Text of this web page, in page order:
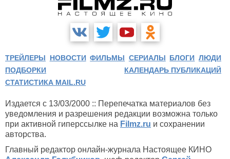
ТРЕЙЛЕРЫ НОВОСТИ ФИЛЬМЫ СЕРИАЛЫ БЛОГИ ЛЮДИ
ПОДБОРКИ
КАЛЕНДАРЬ ПУБЛИКАЦИЙ
СТАТИСТИКА MAIL.RU
Издается с 13/03/2000 :: Перепечатка материалов без
уведомления и разрешения редакции возможна только
при активной гиперссылке на Filmz.ru и сохранении
авторства.
Главный редактор онлайн-журнала Настоящее КИНО